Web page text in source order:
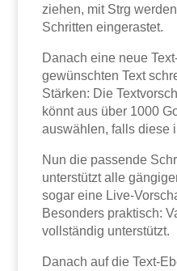
ziehen, mit Strg
Schritten eingerastet.
Danach eine neue
gewünschten Text
Stärken: Die
könnt aus über 1000
auswählen, falls diese
Nun die passende
unterstützt alle
sogar eine Live-
Besonders praktisch:
vollständig unterstützt.
Danach auf die Text-